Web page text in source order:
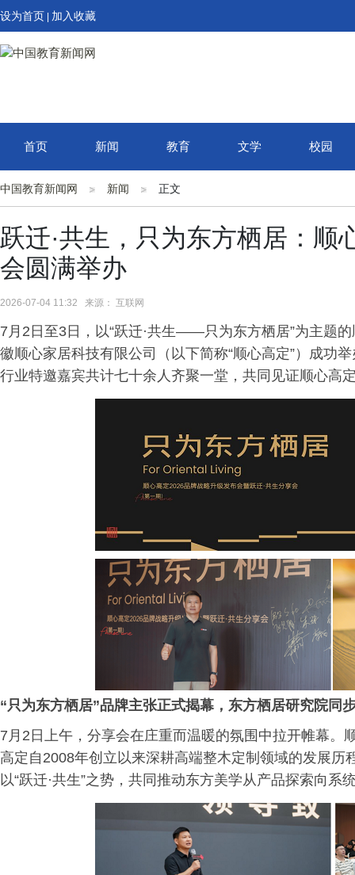
设为首页 加入收藏
首页 新闻 教育 文学 校园
中国教育新闻网 新闻 正文
跃迁·共生，只为东方栖居：顺
会圆满举办
2026-07-04 11:32 来源： 互联网
7月2日至3日，以“跃迁·共生——只为东方栖居”为主题
徽顺心家居科技有限公司（以下简称“顺心高定”）成功
行业特邀嘉宾共计七十余人齐聚一堂，共同见证顺心高
“只为东方栖居”品牌主张正式揭幕，东方栖居研究院同
7月2日上午，分享会在庄重而温暖的氛围中拉开帷幕。
高定自2008年创立以来深耕高端整木定制领域的发展
以“跃迁·共生”之势，共同推动东方美学从产品探索向系